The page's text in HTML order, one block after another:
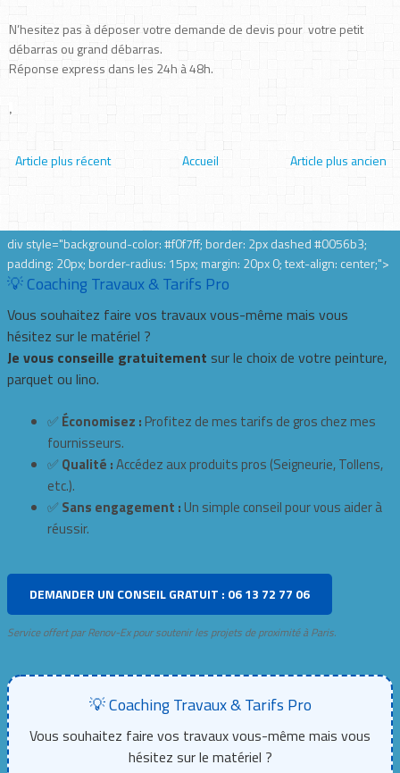
N’hesitez pas à déposer votre demande de devis pour votre petit
débarras ou grand débarras.
Réponse express dans les 24h à 48h.
,
Article plus récent Article plus ancien
Accueil
div style="background-color: #f0f7ff; border: 2px dashed #0056b3;
padding: 20px; border-radius: 15px; margin: 20px 0; text-align: center;">
💡 Coaching Travaux & Tarifs Pro
Vous souhaitez faire vos travaux vous-même mais vous
hésitez sur le matériel ?
Je vous conseille gratuitement sur le choix de votre peinture,
parquet ou lino.
✅ Économisez : Profitez de mes tarifs de gros chez mes
fournisseurs.
✅ Qualité :Accédez aux produits pros (Seigneurie, Tollens,
etc.).
✅ Sans engagement : Un simple conseil pour vous aider à
réussir.
DEMANDER UN CONSEIL GRATUIT : 06 13 72 77 06
Service offert par Renov-Ex pour soutenir les projets de proximité à Paris.
💡 Coaching Travaux & Tarifs Pro
Vous souhaitez faire vos travaux vous-même mais vous
hésitez sur le matériel ?